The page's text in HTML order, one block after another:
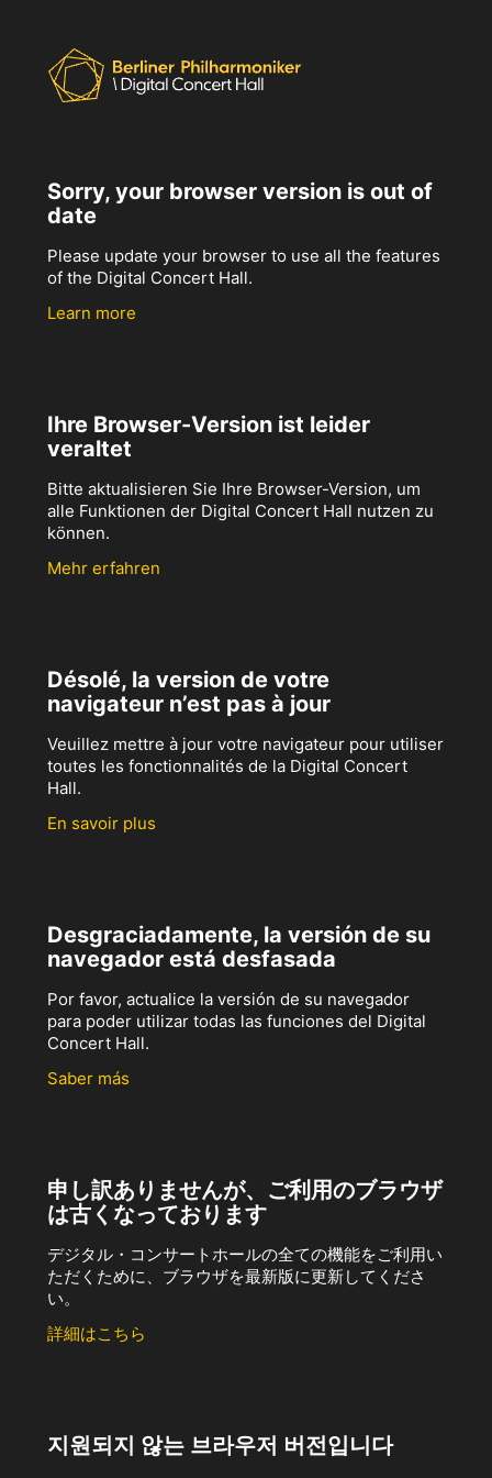
Sorry, your browser version is out of
date
Please update your browser to use all the features
of the Digital Concert Hall.
Learn more
Ihre Browser-Version ist leider
veraltet
Bitte aktualisieren Sie Ihre Browser-Version, um
alle Funktionen der Digital Concert Hall nutzen zu
können.
Mehr erfahren
Désolé, la version de votre
navigateur n’est pas à jour
Veuillez mettre à jour votre navigateur pour utiliser
toutes les fonctionnalités de la Digital Concert
Hall.
En savoir plus
Desgraciadamente, la versión de su
navegador está desfasada
Por favor, actualice la versión de su navegador
para poder utilizar todas las funciones del Digital
Concert Hall.
Saber más
申し訳ありませんが、ご利用のブラウザ
は古くなっております
デジタル・コンサートホールの全ての機能をご利用い
ただくために、ブラウザを最新版に更新してくださ
い。
詳細はこちら
지원되지 않는 브라우저 버전입니다